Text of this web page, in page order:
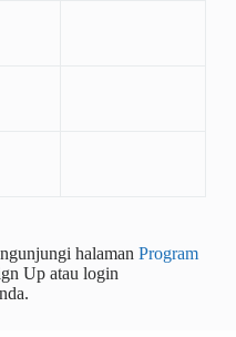
halaman Program
Up atau login